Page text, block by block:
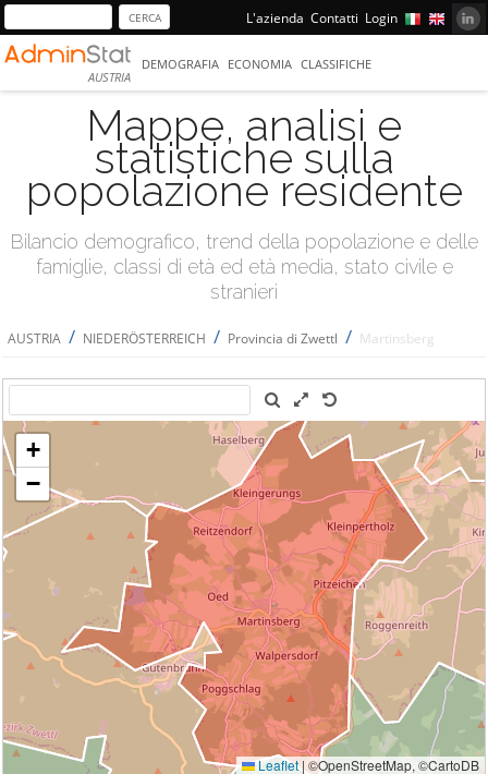
L'azienda Contatti Login
AUSTRIA
DEMOGRAFIA ECONOMIA CLASSIFICHE
Mappe, analisi e
statistiche sulla
popolazione residente
Bilancio demografico, trend della popolazione e delle
famiglie, classi di età ed età media, stato civile e
stranieri
AUSTRIA / NIEDERÖSTERREICH / Provincia di Zwettl / Martinsberg